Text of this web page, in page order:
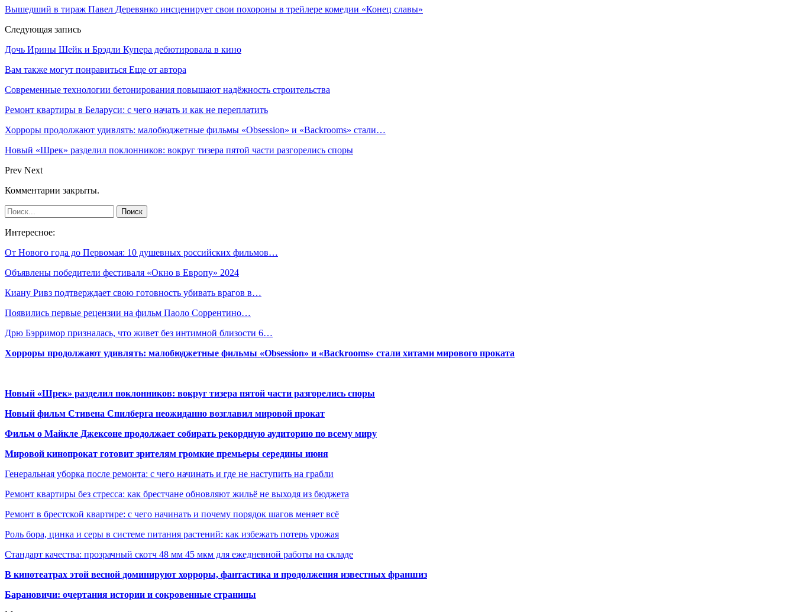
Вышедший в тираж Павел Деревянко инсценирует свои похороны в трейлере комедии «Конец славы»
Следующая запись
Дочь Ирины Шейк и Брэдли Купера дебютировала в кино
Вам также могут понравиться Еще от автора
Современные технологии бетонирования повышают надёжность строительства
Ремонт квартиры в Беларуси: с чего начать и как не переплатить
Хорроры продолжают удивлять: малобюджетные фильмы «Obsession» и «Backrooms» стали…
Новый «Шрек» разделил поклонников: вокруг тизера пятой части разгорелись споры
Prev Next
Комментарии закрыты.
Интересное:
От Нового года до Первомая: 10 душевных российских фильмов…
Объявлены победители фестиваля «Окно в Европу» 2024
Киану Ривз подтверждает свою готовность убивать врагов в…
Появились первые рецензии на фильм Паоло Соррентино…
Дрю Бэрримор призналась, что живет без интимной близости 6…
Хорроры продолжают удивлять: малобюджетные фильмы «Obsession» и «Backrooms» стали хитами мирового проката
Новый «Шрек» разделил поклонников: вокруг тизера пятой части разгорелись споры
Новый фильм Стивена Спилберга неожиданно возглавил мировой прокат
Фильм о Майкле Джексоне продолжает собирать рекордную аудиторию по всему миру
Мировой кинопрокат готовит зрителям громкие премьеры середины июня
Генеральная уборка после ремонта: с чего начинать и где не наступить на грабли
Ремонт квартиры без стресса: как брестчане обновляют жильё не выходя из бюджета
Ремонт в брестской квартире: с чего начинать и почему порядок шагов меняет всё
Роль бора, цинка и серы в системе питания растений: как избежать потерь урожая
Стандарт качества: прозрачный скотч 48 мм 45 мкм для ежедневной работы на складе
В кинотеатрах этой весной доминируют хорроры, фантастика и продолжения известных франшиз
Барановичи: очертания истории и сокровенные страницы